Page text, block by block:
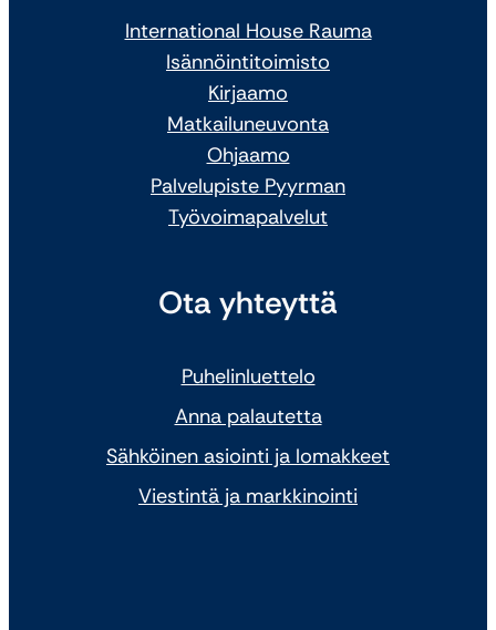
International House Rauma
Isännöintitoimisto
Kirjaamo
Matkailuneuvonta
Ohjaamo
Palvelupiste Pyyrman
Työvoimapalvelut
Ota yhteyttä
Puhelinluettelo
Anna palautetta
Sähköinen asiointi ja lomakkeet
Viestintä ja markkinointi